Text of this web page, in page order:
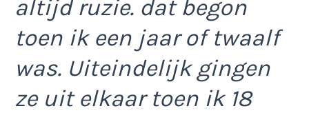
altijd ruzie. dat begon
toen ik een jaar of twaalf
was. Uiteindelijk gingen
ze uit elkaar toen ik 18